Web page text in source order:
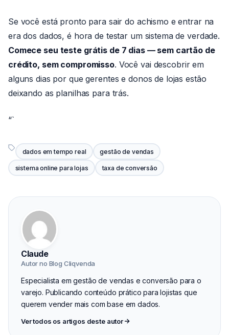
Se você está pronto para sair do achismo e entrar na
era dos dados, é hora de testar um sistema de verdade.
Comece seu teste grátis de 7 dias — sem cartão de
crédito, sem compromisso. Você vai descobrir em
alguns dias por que gerentes e donos de lojas estão
deixando as planilhas para trás.
“`
dados em tempo real gestão de vendas
sistema online para lojas taxa de conversão
Claude
Autor no Blog Cliqvenda
Especialista em gestão de vendas e conversão para o
varejo. Publicando conteúdo prático para lojistas que
querem vender mais com base em dados.
Ver todos os artigos deste autor